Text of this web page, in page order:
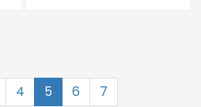
4 5 6 7